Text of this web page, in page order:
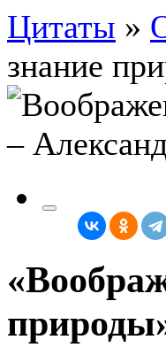
Цитаты »
знание